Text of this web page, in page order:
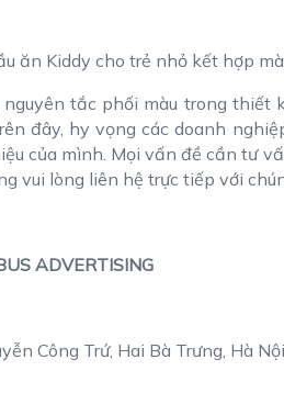
ăn Kiddy cho trẻ nhỏ kết hợp
tắc phối màu trong thiết
đây, hy vọng các doanh
của mình. Mọi vấn đề cần tư
vui lòng liên hệ trực tiếp với
ADVERTISING
Công Trứ, Hai Bà Trưng, Hà Nội